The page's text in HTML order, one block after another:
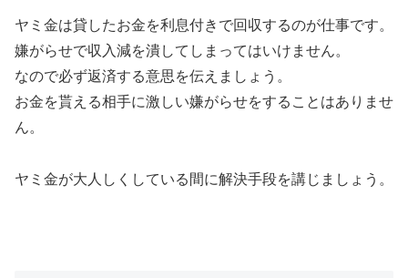
ヤミ金は貸したお金を利息付きで回収するのが仕事です。
嫌がらせで収入減を潰してしまってはいけません。
なので必ず返済する意思を伝えましょう。
お金を貰える相手に激しい嫌がらせをすることはありませ
ん。
ヤミ金が大人しくしている間に解決手段を講じましょう。